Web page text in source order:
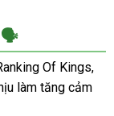
🗣️
Of Kings,
làm tăng cảm